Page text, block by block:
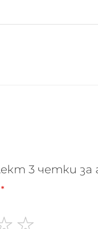
3 четки